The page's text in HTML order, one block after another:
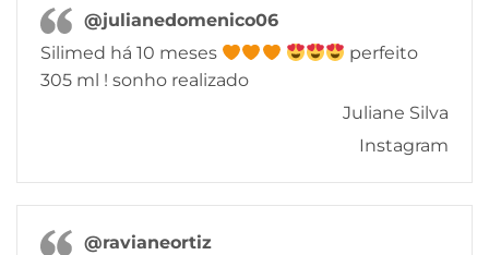
@julianedomenico06
Silimed há 10 meses
perfeito
305 ml ! sonho realizado
Juliane Silva
Instagram
@ravianeortiz